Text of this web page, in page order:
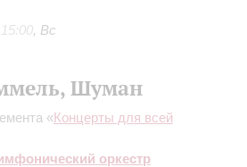
15:00, Вс
Шуман
«Концерты для всей
оркестр